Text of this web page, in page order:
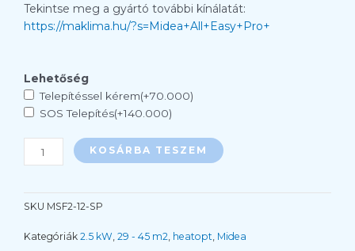
Tekintse meg a gyártó további kínálatát:
https://maklima.hu/?s=Midea+All+Easy+Pro+
Lehetőség
Telepítéssel kérem(+70.000)
SOS Telepítés(+140.000)
MIDEA
BREEZELESS
MSF2-
SPLIT
KOSÁRBA TESZEM
SKU MSF2-12-SP
Kategóriák 2.5 kW 29 - 45 m2 heatopt Midea